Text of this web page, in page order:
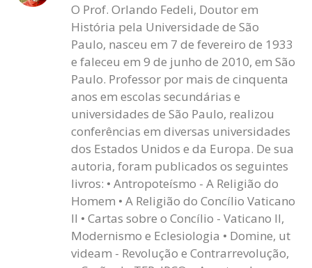
O Prof. Orlando Fedeli, Doutor em
História pela Universidade de São
Paulo, nasceu em 7 de fevereiro de 1933
e faleceu em 9 de junho de 2010, em São
Paulo. Professor por mais de cinquenta
anos em escolas secundárias e
universidades de São Paulo, realizou
conferências em diversas universidades
dos Estados Unidos e da Europa. De sua
autoria, foram publicados os seguintes
livros: • Antropoteísmo - A Religião do
Homem • A Religião do Concílio Vaticano
II • Cartas sobre o Concílio - Vaticano II,
Modernismo e Eclesiologia • Domine, ut
videam - Revolução e Contrarrevolução,